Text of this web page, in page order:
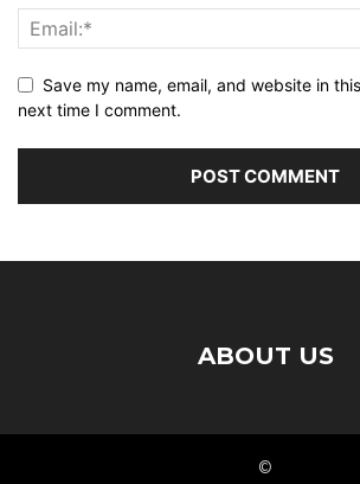
Save my name, email, and website in
next time I comment.
ABOUT US
©